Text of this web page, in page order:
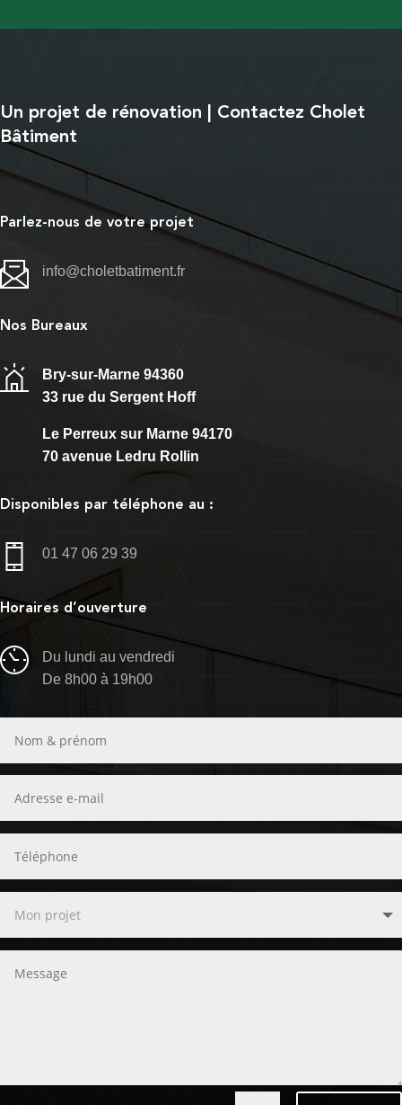
Un projet de rénovation | Contactez Cholet
Bâtiment
Parlez-nous de votre projet
info@choletbatiment.fr
Nos Bureaux
Bry-sur-Marne 94360
33 rue du Sergent Hoff
Le Perreux sur Marne 94170
70 avenue Ledru Rollin
Disponibles par téléphone au :
01 47 06 29 39
Horaires d’ouverture
Du lundi au vendredi
De 8h00 à 19h00